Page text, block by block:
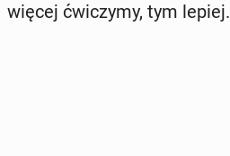
więcej ćwi­czy­my, tym lepiej.